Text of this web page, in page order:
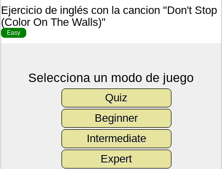
Ejercicio de inglés con la cancion "Don't Stop
(Color On The Walls)"
Easy
Selecciona un modo de juego
Quiz
Beginner
Intermediate
Expert